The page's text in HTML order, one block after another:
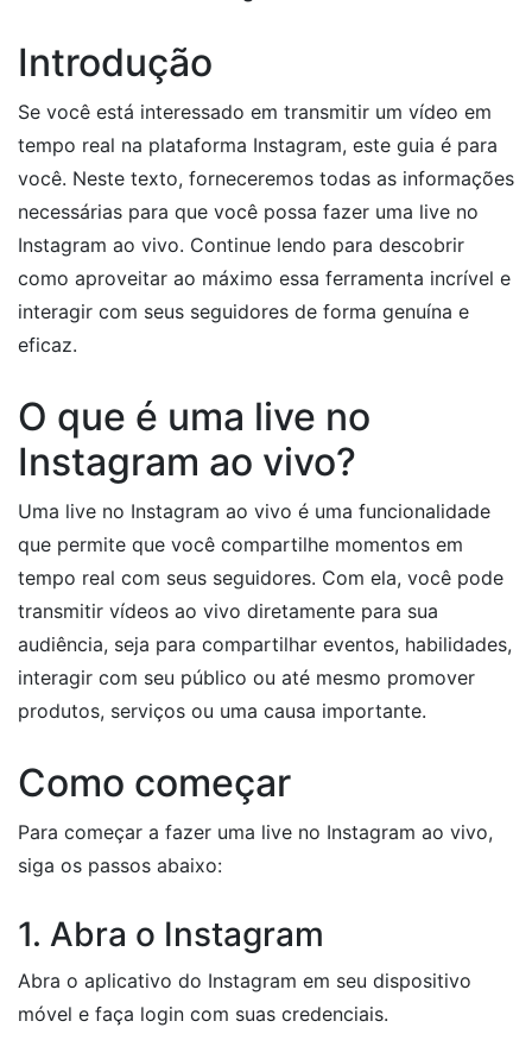
Introdução
Se você está interessado em transmitir um vídeo em
tempo real na plataforma Instagram, este guia é para
você. Neste texto, forneceremos todas as informações
necessárias para que você possa fazer uma live no
Instagram ao vivo. Continue lendo para descobrir
como aproveitar ao máximo essa ferramenta incrível e
interagir com seus seguidores de forma genuína e
eficaz.
O que é uma live no
Instagram ao vivo?
Uma live no Instagram ao vivo é uma funcionalidade
que permite que você compartilhe momentos em
tempo real com seus seguidores. Com ela, você pode
transmitir vídeos ao vivo diretamente para sua
audiência, seja para compartilhar eventos, habilidades,
interagir com seu público ou até mesmo promover
produtos, serviços ou uma causa importante.
Como começar
Para começar a fazer uma live no Instagram ao vivo,
siga os passos abaixo:
1. Abra o Instagram
Abra o aplicativo do Instagram em seu dispositivo
móvel e faça login com suas credenciais.